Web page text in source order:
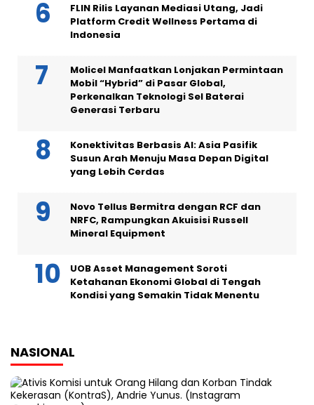
FLIN Rilis Layanan Mediasi Utang, Jadi
Platform Credit Wellness Pertama di
Indonesia
Molicel Manfaatkan Lonjakan Permintaan
Mobil “Hybrid” di Pasar Global,
Perkenalkan Teknologi Sel Baterai
Generasi Terbaru
Konektivitas Berbasis AI: Asia Pasifik
Susun Arah Menuju Masa Depan Digital
yang Lebih Cerdas
Novo Tellus Bermitra dengan RCF dan
NRFC, Rampungkan Akuisisi Russell
Mineral Equipment
UOB Asset Management Soroti
Ketahanan Ekonomi Global di Tengah
Kondisi yang Semakin Tidak Menentu
NASIONAL